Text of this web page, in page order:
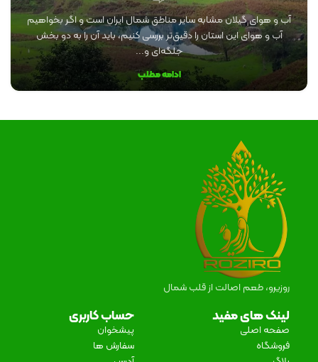
آب و هوای گیلان مشابه سایر مناطق شمال ایران است و اگر بخواهیم
آب و هوای این استان را دقیق‌تر بررسی کنیم، باید آن را به دو بخش
جلگه‌ای و...
ادامه مطلب
روزیرو، طعم اصالت از قلب شمال
لینک های مفید
صفحه اصلی
فروشگاه
حساب کاربری
پیشخوان
سفارش ها